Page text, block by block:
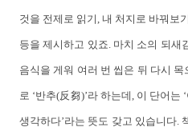
것을 전제로 읽기, 내 처지로 바꿔보
등을 제시하고 있죠. 마치 소의 되새
음식을 게워 여러 번 씹은 뒤 다시
로 ‘반추(反芻)’라 하는데, 이 단어
생각하다’라는 뜻도 갖고 있습니다.